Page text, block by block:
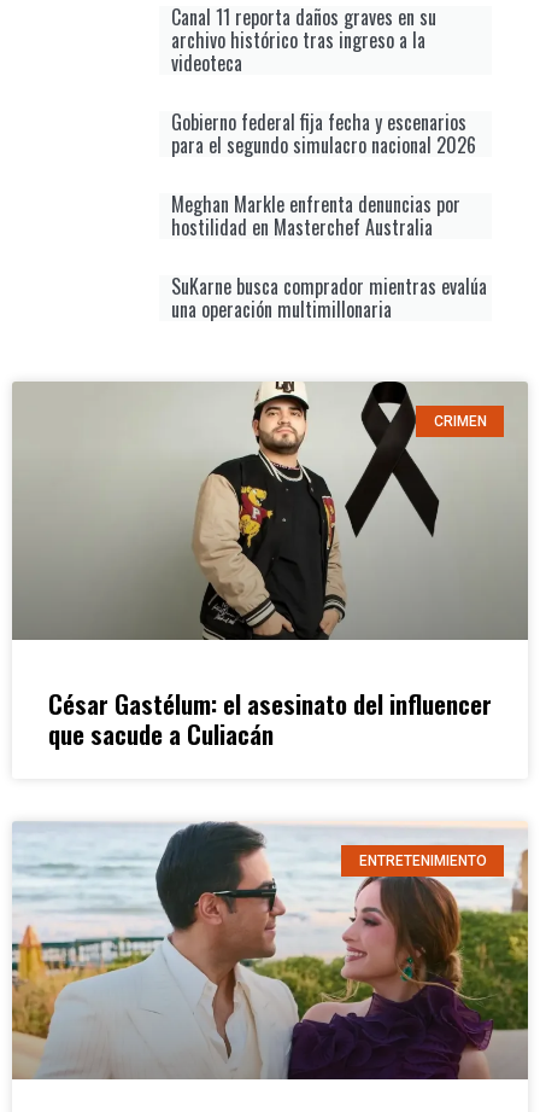
Canal 11 reporta daños graves en su
archivo histórico tras ingreso a la
videoteca
Gobierno federal fija fecha y escenarios
para el segundo simulacro nacional 2026
Meghan Markle enfrenta denuncias por
hostilidad en Masterchef Australia
SuKarne busca comprador mientras evalúa
una operación multimillonaria
CRIMEN
César Gastélum: el asesinato del influencer
que sacude a Culiacán
ENTRETENIMIENTO